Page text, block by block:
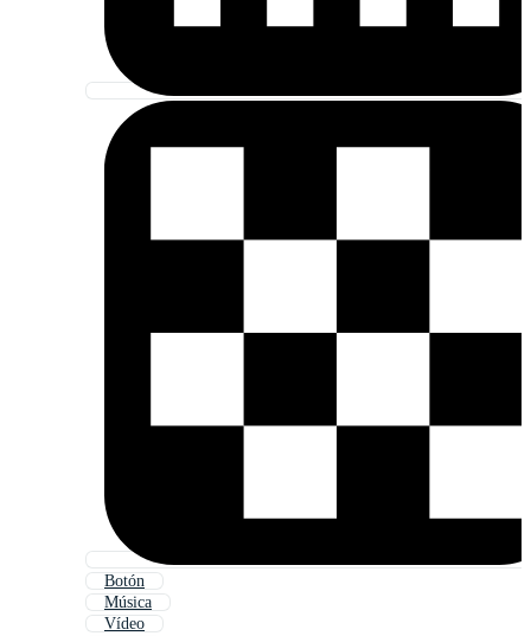
Botón
Música
Vídeo